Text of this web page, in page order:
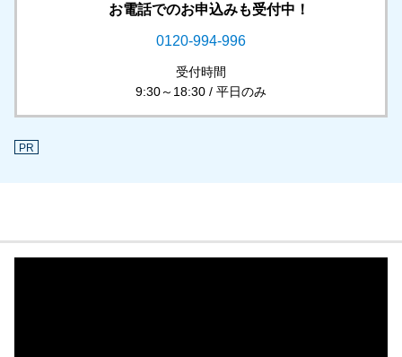
お電話でのお申込みも受付中！
0120-994-996
受付時間
9:30～18:30 / 平日のみ
PR